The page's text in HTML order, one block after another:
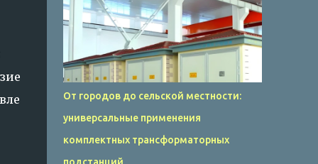
От городов до сельской местности:
универсальные применения
комплектных трансформаторных